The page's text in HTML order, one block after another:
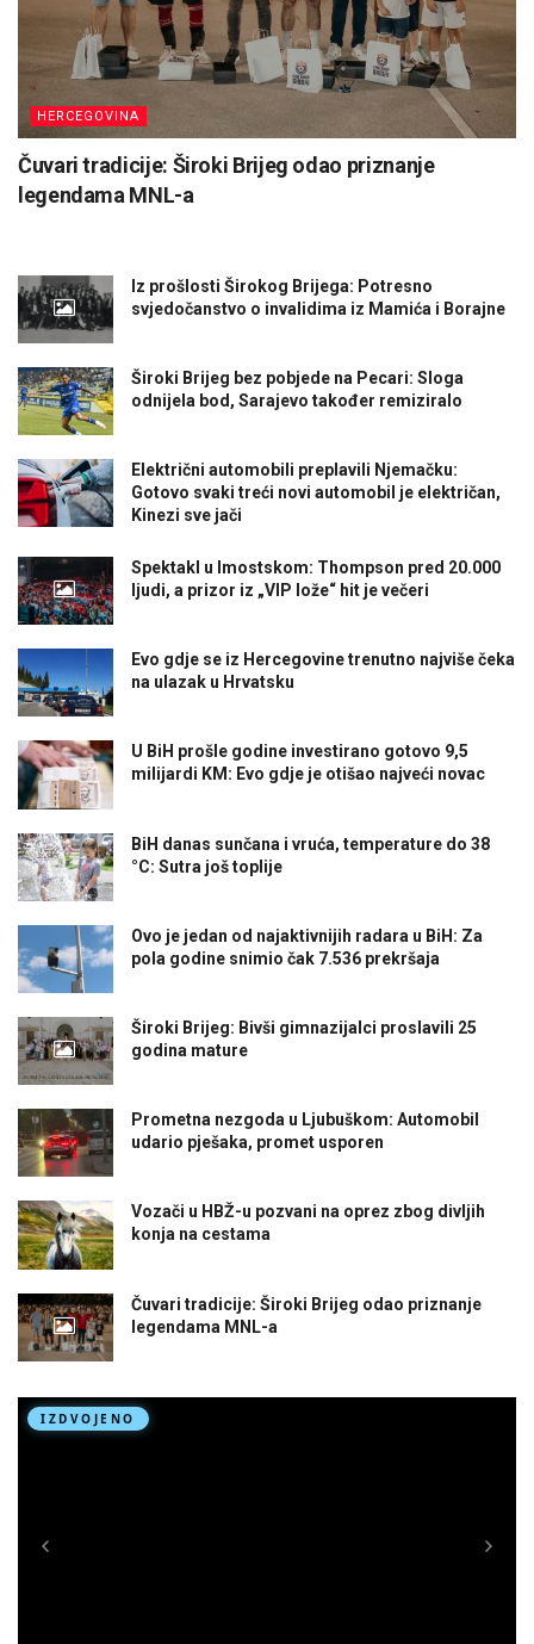
HERCEGOVINA
Čuvari tradicije: Široki Brijeg odao priznanje
legendama MNL-a
Iz prošlosti Širokog Brijega: Potresno
svjedočanstvo o invalidima iz Mamića i Borajne
Široki Brijeg bez pobjede na Pecari: Sloga
odnijela bod, Sarajevo također remiziralo
Električni automobili preplavili Njemačku:
Gotovo svaki treći novi automobil je električan,
Kinezi sve jači
Spektakl u Imostskom: Thompson pred 20.000
ljudi, a prizor iz „VIP lože“ hit je večeri
Evo gdje se iz Hercegovine trenutno najviše čeka
na ulazak u Hrvatsku
U BiH prošle godine investirano gotovo 9,5
milijardi KM: Evo gdje je otišao najveći novac
BiH danas sunčana i vruća, temperature do 38
°C: Sutra još toplije
Ovo je jedan od najaktivnijih radara u BiH: Za
pola godine snimio čak 7.536 prekršaja
Široki Brijeg: Bivši gimnazijalci proslavili 25
godina mature
Prometna nezgoda u Ljubuškom: Automobil
udario pješaka, promet usporen
Vozači u HBŽ-u pozvani na oprez zbog divljih
konja na cestama
Čuvari tradicije: Široki Brijeg odao priznanje
legendama MNL-a